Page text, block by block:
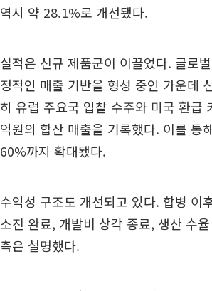
역시 약 28.1%로 개선됐다.
실적은 신규 제품군이 이끌었다. 글로
정적인 매출 기반을 형성 중인 가운데
히 유럽 주요국 입찰 수주와 미국 환급
억원의 합산 매출을 기록했다. 이를 통
60%까지 확대됐다.
수익성 구조도 개선되고 있다. 합병 이
소진 완료, 개발비 상각 종료, 생산 수
측은 설명했다.